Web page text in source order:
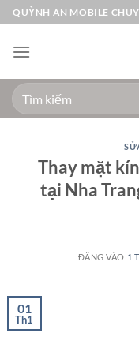
Bỏ
qua
nội
QUỲNH AN MOBILE
Tìm
kiếm:
Thay mặt
tại Nha
ĐĂNG VÀO 1
01
Th1